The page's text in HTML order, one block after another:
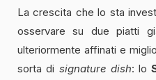
La crescita che lo sta
osservare su due piatti
ulteriormente affinati e
sorta di signature dish: lo